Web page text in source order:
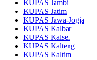
KUPAS Jambi
KUPAS Jatim
KUPAS Jawa-Jogja
KUPAS Kalbar
KUPAS Kalsel
KUPAS Kalteng
KUPAS Kaltim